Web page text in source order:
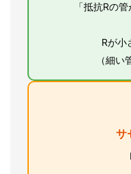
「抵抗Rの管
Rが
（細い
サ